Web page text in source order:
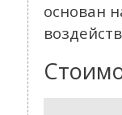
основан